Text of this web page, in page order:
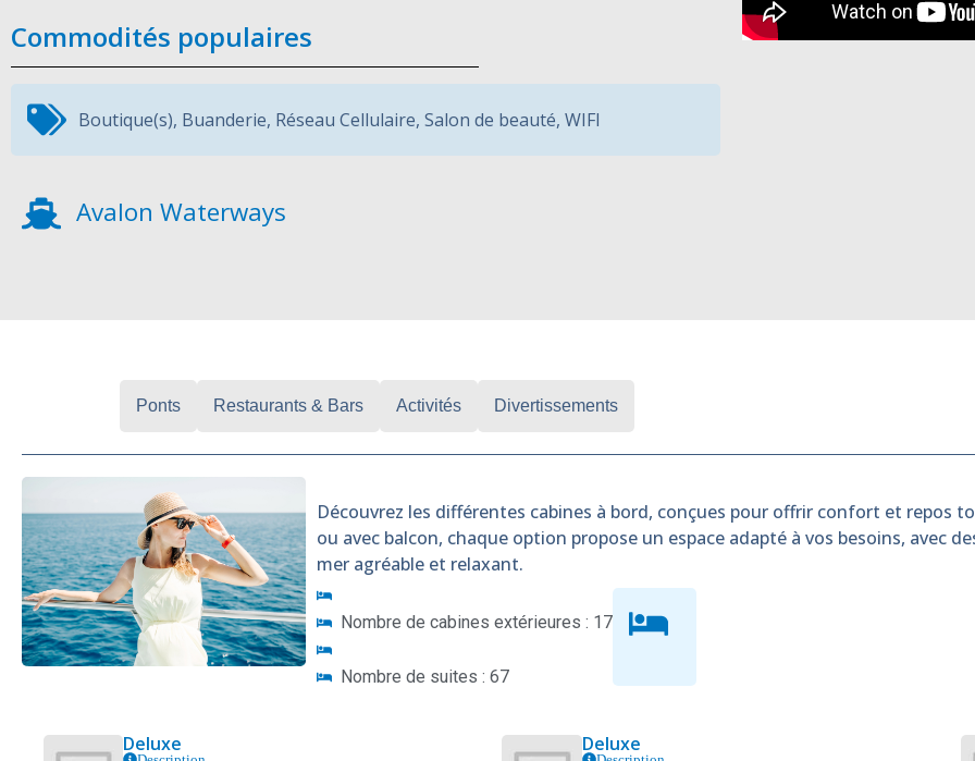
Commodités populaires
Boutique(s), Buanderie, Réseau Cellulaire, Salon de beauté, WIFI
Avalon Waterways
Ponts Restaurants & Bars Activités Divertissements
Découvrez les différentes cabines à bord, conçues pour offrir confort et repos
ou avec balcon, chaque option propose un espace adapté à vos besoins, avec
mer agréable et relaxant.
Nombre de cabines extérieures : 17
Nombre de suites : 67
Deluxe Deluxe